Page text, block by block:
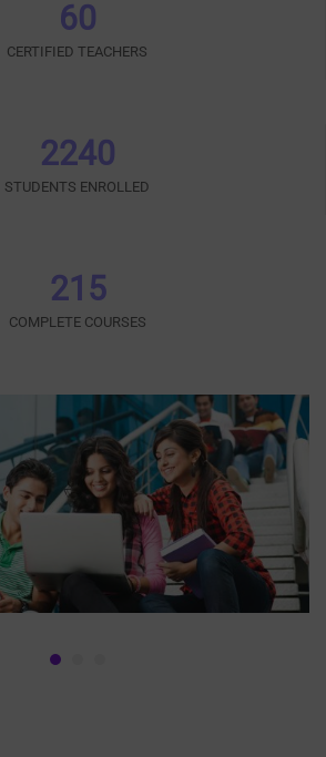
60
CERTIFIED TEACHERS
2240
STUDENTS ENROLLED
215
COMPLETE COURSES